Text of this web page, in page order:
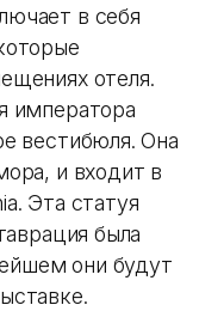
в себя
отеля.
императора
вестибюля. Она
и входит в
Эта статуя
была
они будут